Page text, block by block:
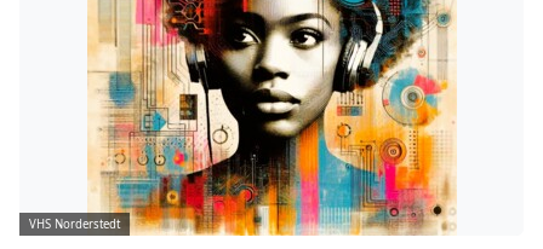
VHS Norderstedt